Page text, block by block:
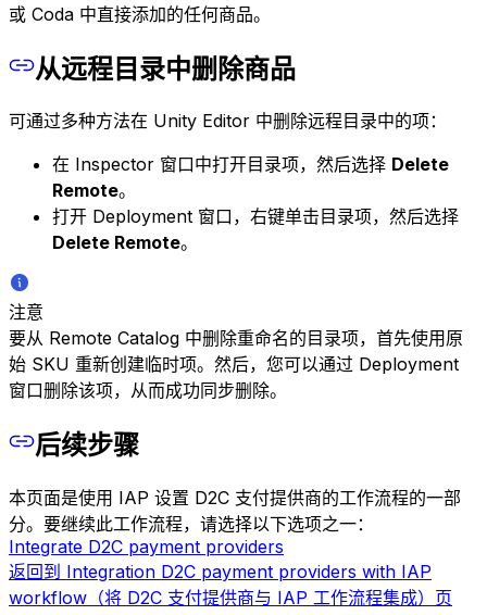
或 Coda 中直接添加的任何商品。
从远程目录中删除商品
可通过多种方法在 Unity Editor 中删除远程目录中的项：
在 Inspector 窗口中打开目录项，然后选择 Delete
Remote。
打开 Deployment 窗口，右键单击目录项，然后选择
Delete Remote。
注意
要从 Remote Catalog 中删除重命名的目录项，首先使用原
始 SKU 重新创建临时项。然后，您可以通过 Deployment
窗口删除该项，从而成功同步删除。
后续步骤
本页面是使用 IAP 设置 D2C 支付提供商的工作流程的一部
分。要继续此工作流程，请选择以下选项之一：
Integrate D2C payment providers
返回到 Integration D2C payment providers with IAP
workflow（将 D2C 支付提供商与 IAP 工作流程集成）页